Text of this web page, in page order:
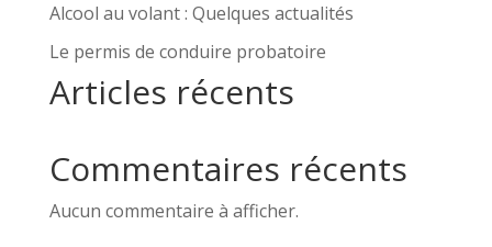
Alcool au volant : Quelques actualités
Le permis de conduire probatoire
Articles récents
Commentaires récents
Aucun commentaire à afficher.